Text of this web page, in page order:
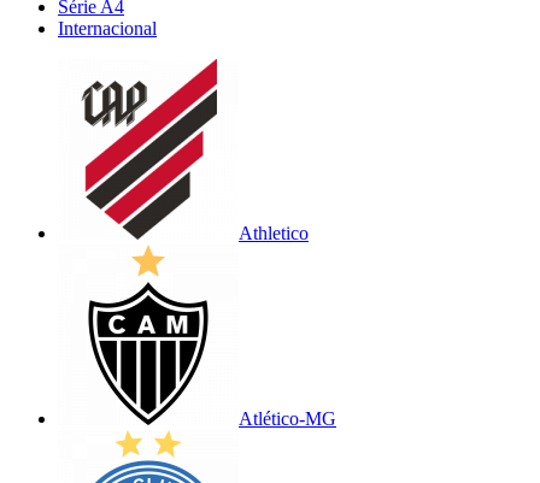
Série A4
Internacional
Athletico
Atlético-MG